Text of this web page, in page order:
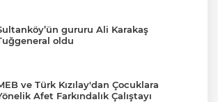
gururu Ali Karakaş
oldu
ve Türk Kızılay'dan Çocuklara
Afet Farkındalık Çalıştayı